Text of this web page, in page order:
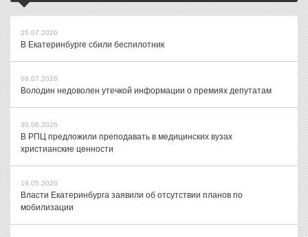
25.07.2026
В Екатеринбурге сбили беспилотник
08.07.2026
Володин недоволен утечкой информации о премиях депутатам
30.06.2026
В РПЦ предложили преподавать в медицинских вузах
христианские ценности
19.05.2026
Власти Екатеринбурга заявили об отсутствии планов по
мобилизации